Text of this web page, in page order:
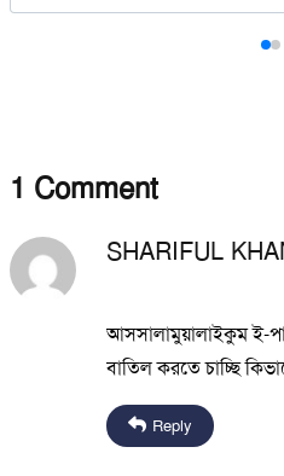
1 Comment
SHARIFUL
আসসালামুয়ালাইকুম ই-
বাতিল করতে চাচ্ছি
Reply